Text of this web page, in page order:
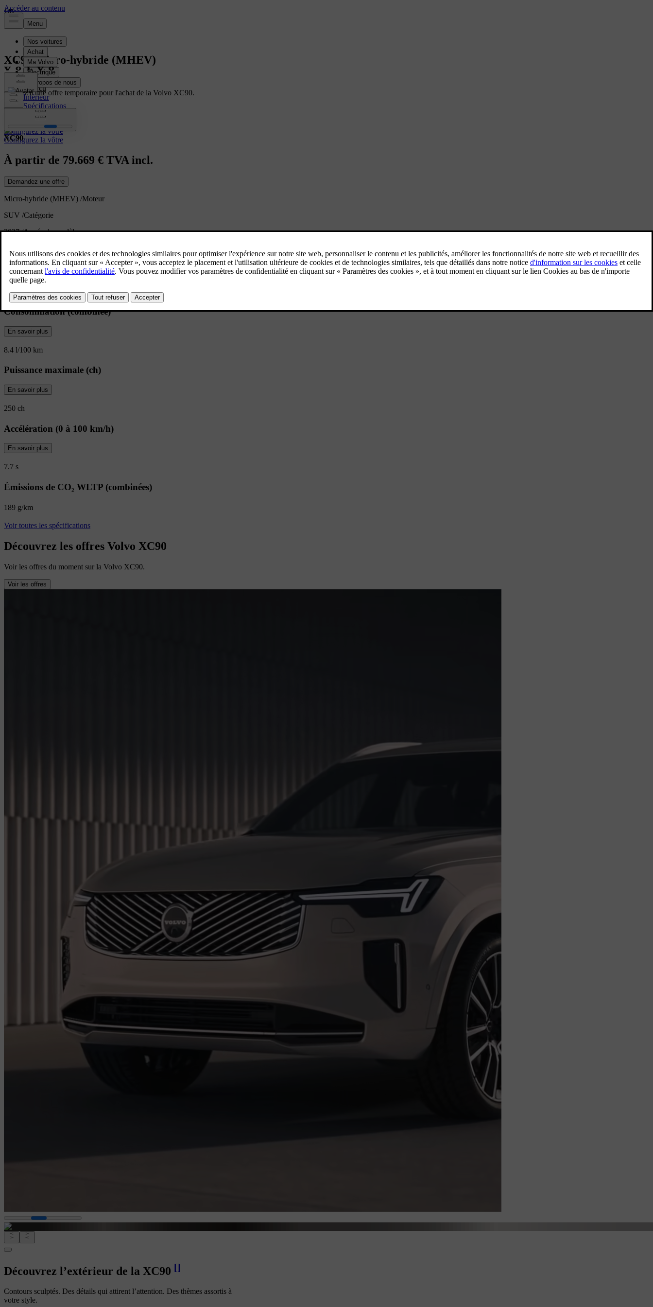
XC90 Micro-hybride (MHEV)
Aperçu
Intérieur
Spécifications
Caractéristiques
Configurez la vôtre
Configurez la vôtre
Profitez d'une offre temporaire pour l'achat de la Volvo XC90.
En savoir plus
XC90
À partir de 79.669 € TVA incl.
Demandez une offre
Micro-hybride (MHEV) /Moteur
SUV /Catégorie
2027 /Année du modèle
Vue d’ensemble de la XC90
De la place pour tout le monde, prêt à tout. Ce spacieux SUV familial
7 places offre tout le confort de la maison.
Consommation (combinée)
En savoir plus
8.4 l/100 km
Puissance maximale (ch)
En savoir plus
250 ch
Accélération (0 à 100 km/h)
En savoir plus
7.7 s
Émissions de CO₂ WLTP (combinées)
189 g/km
Voir toutes les spécifications
Découvrez les offres Volvo XC90
Voir les offres du moment sur la Volvo XC90.
Voir les offres
Découvrez l’extérieur de la XC90 []
Contours sculptés. Des détails qui attirent l’attention. Des thèmes assortis à
votre style.
1/0
1/0
1/0